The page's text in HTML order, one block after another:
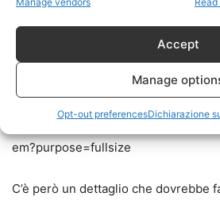
Accept
Manage
Opt-out preferencesDichiarazione
C’è però un dettaglio che dovrebbe